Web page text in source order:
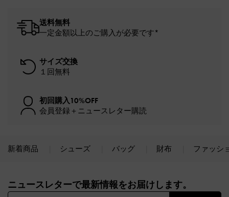
送料無料
一定金額以上のご購入が必要です*
サイズ交換
１回無料
初回購入10%OFF
会員登録＋ニュースレター購読
新着商品 シューズ バッグ 財布 ファッシ
ニュースレターで最新情報をお届けします。​